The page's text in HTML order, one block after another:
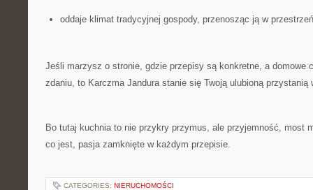
oddaje klimat tradycyjnej gospody, przenosząc ją w
Jeśli marzysz o stronie, gdzie przepisy są konkretne, a domowe
zdaniu, to Karczma Jandura stanie się Twoją ulubioną przystanią
Bo tutaj kuchnia to nie przykry przymus, ale przyjemność, most
co jest, pasja zamknięte w każdym przepisie.
CATEGORIES: NIERUCHOMOŚCI